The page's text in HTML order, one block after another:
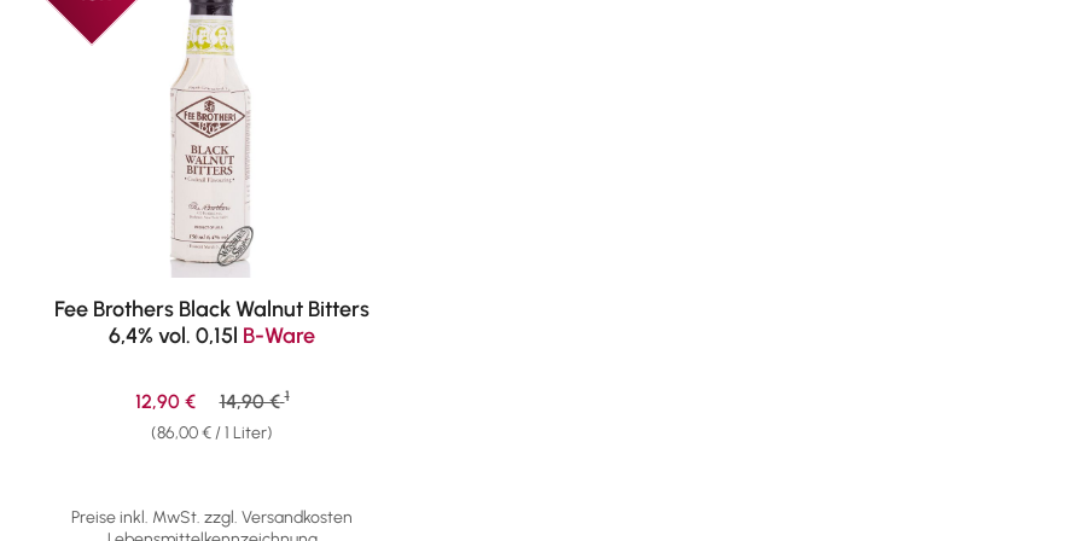
Fee Brothers Black Walnut Bitters
6,4% vol. 0,15l B-Ware
Preise inkl. MwSt. zzgl. Versandkosten
(86,00 € / 1 Liter)
Verkaufspreis:
12,90 € Regulärer Preis:
14,90 € 1